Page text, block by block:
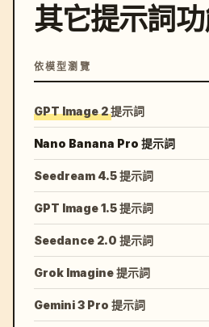
其它提示詞
依模型瀏覽
GPT Image 2 提示詞
Nano Banana Pro 提示詞
Seedream 4.5 提示詞
GPT Image 1.5 提示詞
Seedance 2.0 提示詞
Grok Imagine 提示詞
Gemini 3 Pro 提示詞